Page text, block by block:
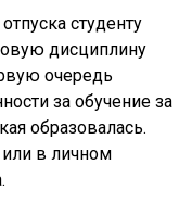
студенту
дисциплину
очередь
за обучение за
образовалась.
в личном